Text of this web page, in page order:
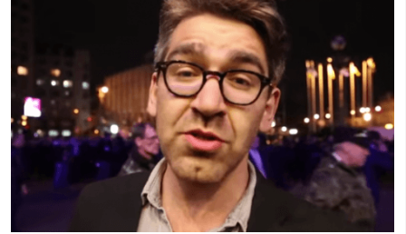
РОСІЙСЬКО-УКРАЇНСЬКА ВІЙНА
"WINTER ON FIRE"
ХРОНОЛОГІЯ ЄВРОМАЙДАНУ
ПОСЛУГИ